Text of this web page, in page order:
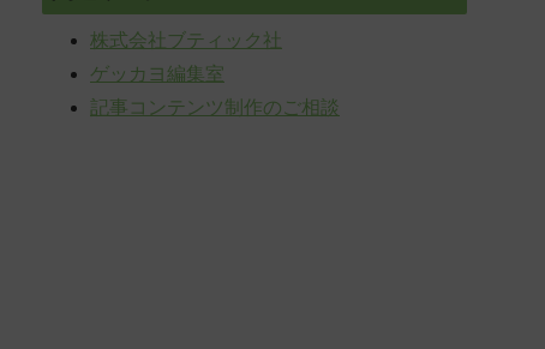
株式会社ブティック社
ゲッカヨ編集室
記事コンテンツ制作のご相談